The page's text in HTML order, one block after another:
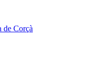
de Corçà